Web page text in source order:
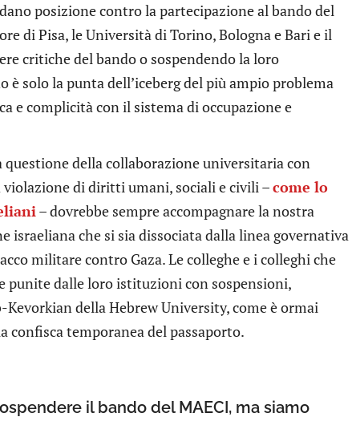
posizione contro la partecipazione al bando del
di Pisa, le Università di Torino, Bologna e Bari e il
critiche del bando o sospendendo la loro
è solo la punta dell’iceberg del più ampio problema
e complicità con il sistema di occupazione e
questione della collaborazione universitaria con
di diritti umani, sociali e civili –come lo
– dovrebbe sempre accompagnare la nostra
israeliana che si sia dissociata dalla linea governativa
militare contro Gaza. Le colleghe e i colleghi che
punite dalle loro istituzioni con sospensioni,
della Hebrew University, come è ormai
confisca temporanea del passaporto.
il bando del MAECI, ma siamo